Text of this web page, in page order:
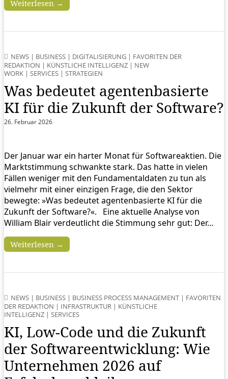
Weiterlesen →
NEWS | BUSINESS | DIGITALISIERUNG | FAVORITEN DER
REDAKTION | KÜNSTLICHE INTELLIGENZ | NEW
WORK | SERVICES | STRATEGIEN
Was bedeutet agentenbasierte
KI für die Zukunft der Software?
26. Februar 2026
Der Januar war ein harter Monat für Softwareaktien. Die
Marktstimmung schwankte stark. Das hatte in vielen
Fällen weniger mit den Fundamentaldaten zu tun als
vielmehr mit einer einzigen Frage, die den Sektor
bewegte: »Was bedeutet agentenbasierte KI für die
Zukunft der Software?«. Eine aktuelle Analyse von
William Blair verdeutlicht die Stimmung sehr gut: Der…
Weiterlesen →
NEWS | BUSINESS | BUSINESS PROCESS MANAGEMENT | FAVORITEN
DER REDAKTION | INFRASTRUKTUR | KÜNSTLICHE
INTELLIGENZ | SERVICES
KI, Low-Code und die Zukunft
der Softwareentwicklung: Wie
Unternehmen 2026 auf